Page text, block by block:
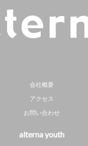
会社概要
アクセス
お問い合わせ
alterna youth